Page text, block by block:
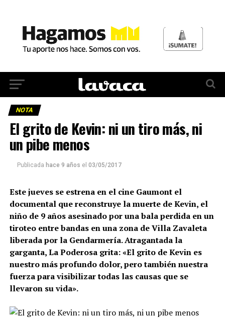
NOTA
El grito de Kevin: ni un tiro más, ni
un pibe menos
Publicada hace 9 años el 03/05/2017
Este jueves se estrena en el cine Gaumont el
documental que reconstruye la muerte de Kevin, el
niño de 9 años asesinado por una bala perdida en un
tiroteo entre bandas en una zona de Villa Zavaleta
liberada por la Gendarmería. Atragantada la
garganta, La Poderosa grita: «El grito de Kevin es
nuestro más profundo dolor, pero también nuestra
fuerza para visibilizar todas las causas que se
llevaron su vida».